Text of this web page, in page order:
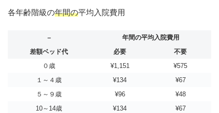
各年齢階級の年間の平均入院費用
–
年間の平均入院費用
差額ベッド代
必要
不要
０歳
¥1,151
¥575
１～４歳
¥134
¥67
５～９歳
¥96
¥48
10～14歳
¥134
¥67